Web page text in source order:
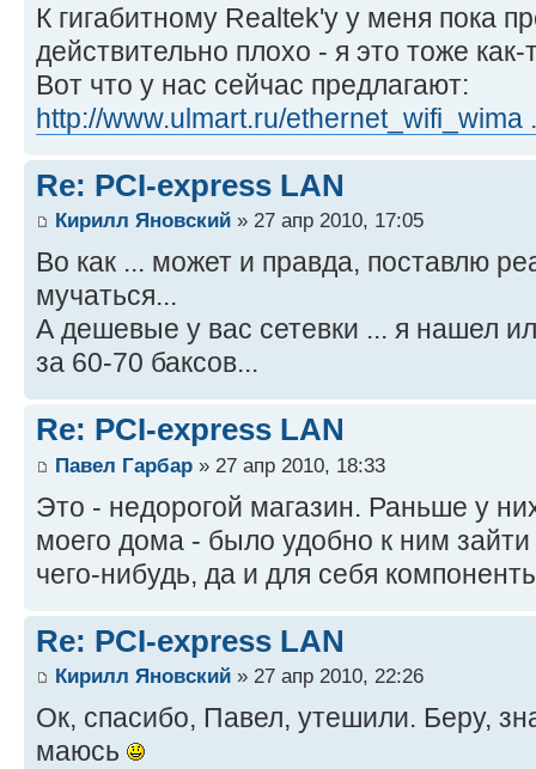
К гигабитному Realtek'у у меня пока
действительно плохо - я это тоже
Вот что у нас сейчас предлагают:
http://www.ulmart.ru/ethernet_wifi_wima
Re: PCI-express LAN
Кирилл Яновский » 27 апр 2010, 17:05
Во как ... может и правда, поставлю
мучаться...
А дешевые у вас сетевки ... я нашел
за 60-70 баксов...
Re: PCI-express LAN
Павел Гарбар » 27 апр 2010, 18:33
Это - недорогой магазин. Раньше у
моего дома - было удобно к ним зайти
чего-нибудь, да и для себя
Re: PCI-express LAN
Кирилл Яновский » 27 апр 2010, 22:26
Ок, спасибо, Павел, утешили. Беру,
маюсь